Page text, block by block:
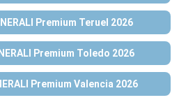
Premium Teruel 2026
Premium Toledo 2026
Premium Valencia 2026